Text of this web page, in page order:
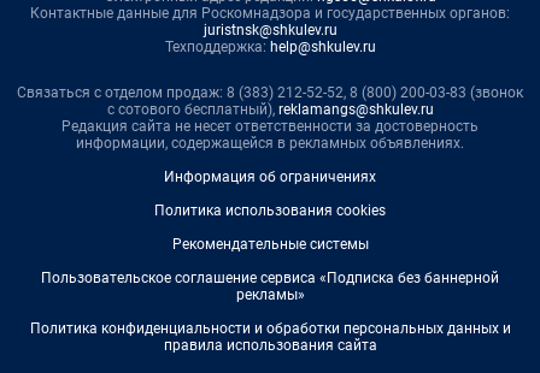
Контактные данные для Роскомнадзора и государственных органов:
juristnsk@shkulev.ru
Техподдержка: help@shkulev.ru
Связаться с отделом продаж: 8 (383) 212-52-52, 8 (800) 200-03-83 (звонок
с сотового бесплатный), reklamangs@shkulev.ru
Редакция сайта не несет ответственности за достоверность
информации, содержащейся в рекламных объявлениях.
Информация об ограничениях
Политика использования cookies
Рекомендательные системы
Пользовательское соглашение сервиса «Подписка без баннерной
рекламы»
Политика конфиденциальности и обработки персональных данных и
правила использования сайта